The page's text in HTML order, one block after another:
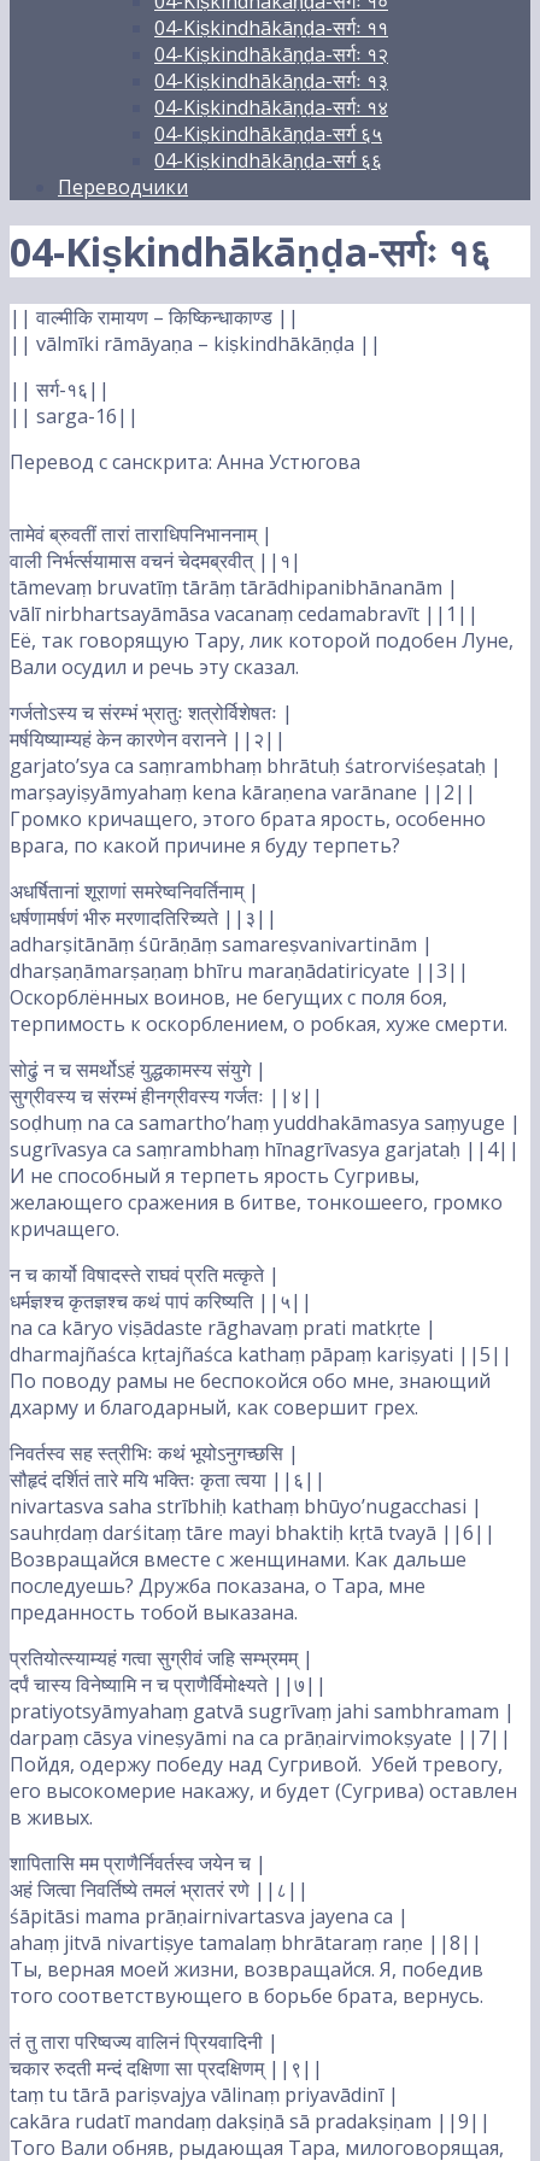
04-Kiṣkindhākāṇḍa-सर्गः ११
04-Kiṣkindhākāṇḍa-सर्गः १२
04-Kiṣkindhākāṇḍa-सर्गः १३
04-Kiṣkindhākāṇḍa-सर्गः १४
04-Kiṣkindhākāṇḍa-सर्ग ६५
04-Kiṣkindhākāṇḍa-सर्ग ६६
Переводчики
04-Kiṣkindhākāṇḍa-सर्गः १६
|| वाल्मीकि रामायण – किष्किन्धाकाण्ड ||
|| vālmīki rāmāyaṇa – kiṣkindhākāṇḍa ||
|| सर्ग-१६||
|| sarga-16||
Перевод с санскрита: Анна Устюгова
तामेवं ब्रुवतीं तारां ताराधिपनिभाननाम् |
वाली निर्भर्त्सयामास वचनं चेदमब्रवीत् ||१|
tāmevaṃ bruvatīṃ tārāṃ tārādhipanibhānanām |
vālī nirbhartsayāmāsa vacanaṃ cedamabravīt ||1||
Её, так говорящую Тару, лик которой подобен Луне,
Вали осудил и речь эту сказал.
गर्जतोऽस्य च संरम्भं भ्रातुः शत्रोर्विशेषतः |
मर्षयिष्याम्यहं केन कारणेन वरानने ||२||
garjato’sya ca saṃrambhaṃ bhrātuḥ śatrorviśeṣataḥ |
marṣayiṣyāmyahaṃ kena kāraṇena varānane ||2||
Громко кричащего, этого брата ярость, особенно
врага, по какой причине я буду терпеть?
अधर्षितानां शूराणां समरेष्वनिवर्तिनाम् |
धर्षणामर्षणं भीरु मरणादतिरिच्यते ||३||
adharṣitānāṃ śūrāṇāṃ samareṣvanivartinām |
dharṣaṇāmarṣaṇaṃ bhīru maraṇādatiricyate ||3||
Оскорблённых воинов, не бегущих с поля боя,
терпимость к оскорблением, о робкая, хуже смерти.
सोढुं न च समर्थोऽहं युद्धकामस्य संयुगे |
सुग्रीवस्य च संरम्भं हीनग्रीवस्य गर्जतः ||४||
soḍhuṃ na ca samartho’haṃ yuddhakāmasya saṃyuge |
sugrīvasya ca saṃrambhaṃ hīnagrīvasya garjataḥ ||4||
И не способный я терпеть ярость Сугривы,
желающего сражения в битве, тонкошеего, громко
кричащего.
न च कार्यो विषादस्ते राघवं प्रति मत्कृते |
धर्मज्ञश्च कृतज्ञश्च कथं पापं करिष्यति ||५||
na ca kāryo viṣādaste rāghavaṃ prati matkṛte |
dharmajñaśca kṛtajñaśca kathaṃ pāpaṃ kariṣyati ||5||
По поводу рамы не беспокойся обо мне, знающий
дхарму и благодарный, как совершит грех.
निवर्तस्व सह स्त्रीभिः कथं भूयोऽनुगच्छसि |
सौहृदं दर्शितं तारे मयि भक्तिः कृता त्वया ||६||
nivartasva saha strībhiḥ kathaṃ bhūyo’nugacchasi |
sauhṛdaṃ darśitaṃ tāre mayi bhaktiḥ kṛtā tvayā ||6||
Возвращайся вместе с женщинами. Как дальше
последуешь? Дружба показана, о Тара, мне
преданность тобой выказана.
प्रतियोत्स्याम्यहं गत्वा सुग्रीवं जहि सम्भ्रमम् |
दर्पं चास्य विनेष्यामि न च प्राणैर्विमोक्ष्यते ||७||
pratiyotsyāmyahaṃ gatvā sugrīvaṃ jahi sambhramam |
darpaṃ cāsya vineṣyāmi na ca prāṇairvimokṣyate ||7||
Пойдя, одержу победу над Сугривой. Убей тревогу,
его высокомерие накажу, и будет (Сугрива) оставлен
в живых.
शापितासि मम प्राणैर्निवर्तस्व जयेन च |
अहं जित्वा निवर्तिष्ये तमलं भ्रातरं रणे ||८||
śāpitāsi mama prāṇairnivartasva jayena ca |
ahaṃ jitvā nivartiṣye tamalaṃ bhrātaraṃ raṇe ||8||
Ты, верная моей жизни, возвращайся. Я, победив
того соответствующего в борьбе брата, вернусь.
तं तु तारा परिष्वज्य वालिनं प्रियवादिनी |
चकार रुदती मन्दं दक्षिणा सा प्रदक्षिणम् ||९||
taṃ tu tārā pariṣvajya vālinaṃ priyavādinī |
cakāra rudatī mandaṃ dakṣiṇā sā pradakṣiṇam ||9||
Того Вали обняв, рыдающая Тара, милоговорящая,